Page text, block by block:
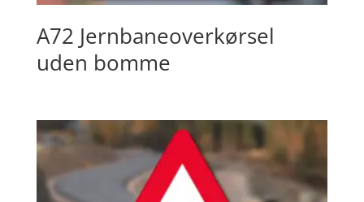
A72 Jernbaneoverkørsel
uden bomme